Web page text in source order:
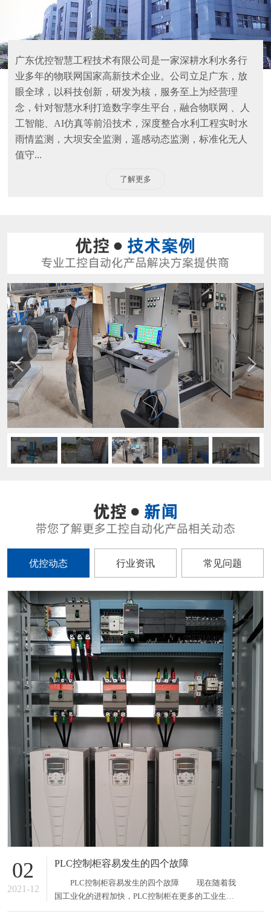
广东优控智慧工程技术有限公司是一家深耕水利水务行
业多年的物联网国家高新技术企业。公司立足广东，放
眼全球，以科技创新，研发为核，服务至上为经营理
念，针对智慧水利打造数字孪生平台，融合物联网 、人
工智能、AI仿真等前沿技术，深度整合水利工程实时水
雨情监测，大坝安全监测，遥感动态监测，标准化无人
值守...
了解更多
优控动态 行业资讯 常见问题
02
2021-12
PLC控制柜容易发生的四个故障
PLC控制柜容易发生的四个故障 现在随着我
国工业化的进程加快，PLC控制柜在更多的工业生产
中得到了广泛的应用，这给我们的生产生活带来了很